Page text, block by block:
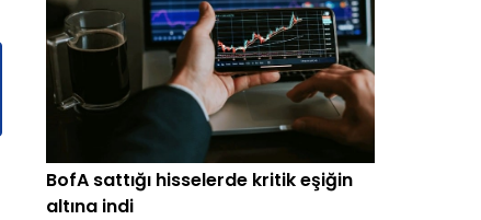
BofA sattığı hisselerde kritik eşiğin
altına indi